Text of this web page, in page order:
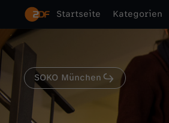
Startseite Kategorien
SOKO München